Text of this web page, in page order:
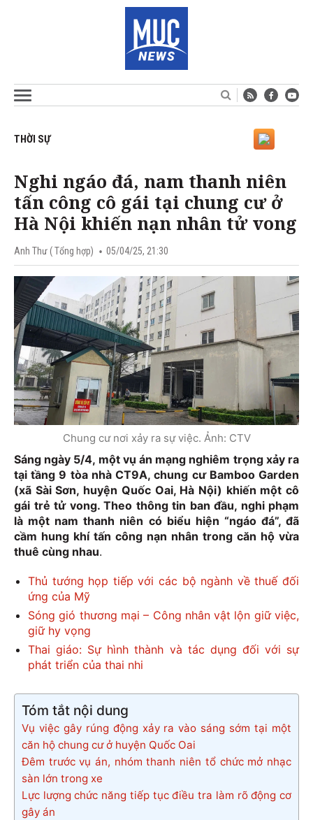
THỜI SỰ
Nghi ngáo đá, nam thanh niên
tấn công cô gái tại chung cư ở
Hà Nội khiến nạn nhân tử vong
Anh Thư ( Tổng hợp) 05/04/25, 21:30
Chung cư nơi xảy ra sự việc. Ảnh: CTV
Sáng ngày 5/4, một vụ án mạng nghiêm trọng xảy ra
tại tầng 9 tòa nhà CT9A, chung cư Bamboo Garden
(xã Sài Sơn, huyện Quốc Oai, Hà Nội) khiến một cô
gái trẻ tử vong. Theo thông tin ban đầu, nghi phạm
là một nam thanh niên có biểu hiện “ngáo đá”, đã
cầm hung khí tấn công nạn nhân trong căn hộ vừa
thuê cùng nhau.
Thủ tướng họp tiếp với các bộ ngành về thuế đối
ứng của Mỹ
Sóng gió thương mại – Công nhân vật lộn giữ việc,
giữ hy vọng
Thai giáo: Sự hình thành và tác dụng đối với sự
phát triển của thai nhi
Tóm tắt nội dung
Vụ việc gây rúng động xảy ra vào sáng sớm tại một
căn hộ chung cư ở huyện Quốc Oai
Đêm trước vụ án, nhóm thanh niên tổ chức mở nhạc
sàn lớn trong xe
Lực lượng chức năng tiếp tục điều tra làm rõ động cơ
gây án